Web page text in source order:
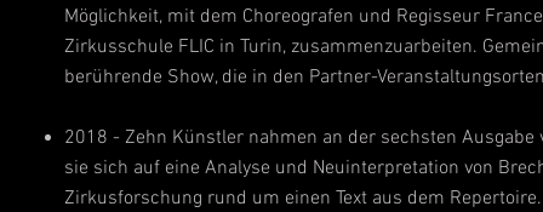
Möglichkeit, mit dem Choreografen und Regisseur
Zirkusschule FLIC in Turin, zusammenzuarbeiten.
berührende Show, die in den Partner-
2018 - Zehn Künstler nahmen an der sechsten
sie sich auf eine Analyse und Neuinterpretation von
Zirkusforschung rund um einen Text aus dem